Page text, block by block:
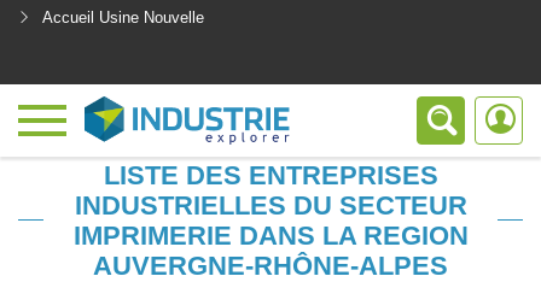
Accueil Usine Nouvelle
LISTE DES ENTREPRISES
INDUSTRIELLES DU SECTEUR
IMPRIMERIE DANS LA REGION
AUVERGNE-RHÔNE-ALPES